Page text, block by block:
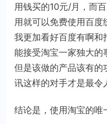
用钱买的10元/月，而
用就可以免费使用百度
我更加看好百度有啊和
能接受淘宝一家独大的
但是该做的产品该有的
讯这样的对手才是最令
结论是，使用淘宝的唯